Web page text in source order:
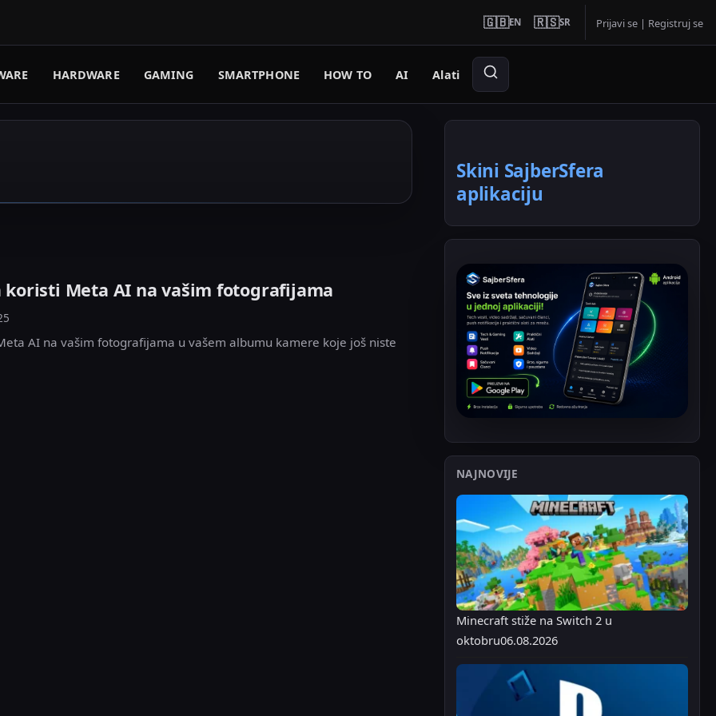
🇬🇧EN 🇷🇸SR Prijavi se | Registruj se
HARDWARE GAMING SMARTPHONE HOW TO AI Alati
koristi Meta AI na vašim fotografijama
AI na vašim fotografijama u vašem albumu kamere koje još niste
Skini SajberSfera
aplikaciju
NAJNOVIJE
Minecraft stiže na Switch 2 u
oktobru06.08.2026